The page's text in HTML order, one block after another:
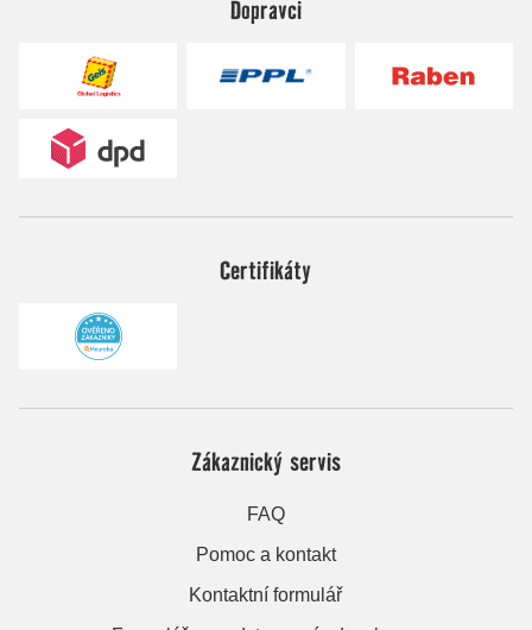
Dopravci
Certifikáty
Zákaznický servis
FAQ
Pomoc a kontakt
Kontaktní formulář